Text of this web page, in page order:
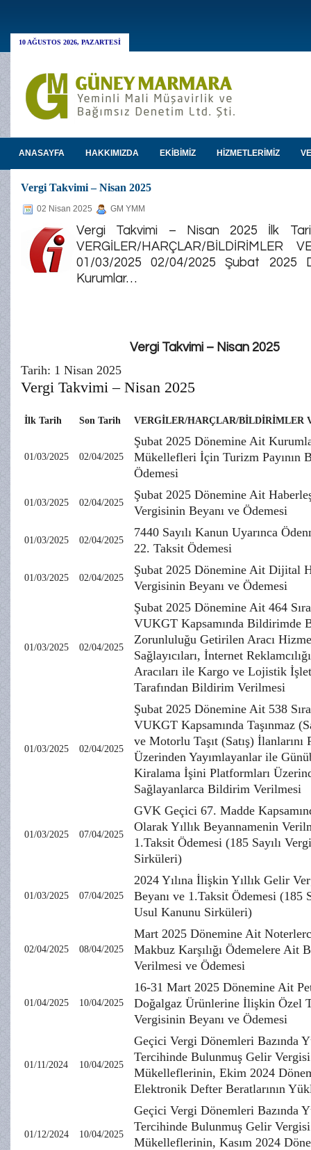
10 AĞUSTOS 2026, PAZARTESI
ANASAYFA HAKKIMIZDA EKİBİMİZ HİZMETLERİMİZ
Vergi Takvimi – Nisan 2025
02 Nisan 2025 GM YMM
Vergi Takvimi – Nisan 2025 İlk
VERGİLER/HARÇLAR/BİLDİRİMLER
01/03/2025 02/04/2025 Şubat 2025
Kurumlar…
Vergi Takvimi – Nisan 2025
Tarih: 1 Nisan 2025
Vergi Takvimi – Nisan 2025
İlk Tarih Son Tarih VERGİLER/HARÇLAR/BİLDİRİMLER
01/03/2025 02/04/2025
Şubat 2025 Dönemine Ait
Mükellefleri İçin Turizm Payının
Ödemesi
01/03/2025 02/04/2025
Şubat 2025 Dönemine Ait
Vergisinin Beyanı ve Ödemesi
01/03/2025 02/04/2025
7440 Sayılı Kanun Uyarınca
22. Taksit Ödemesi
01/03/2025 02/04/2025
Şubat 2025 Dönemine Ait Dijital
Vergisinin Beyanı ve Ödemesi
01/03/2025 02/04/2025
Şubat 2025 Dönemine Ait 464
VUKGT Kapsamında Bildirimde
Zorunluluğu Getirilen Aracı
Sağlayıcıları, İnternet
Aracıları ile Kargo ve Lojistik
Tarafından Bildirim Verilmesi
01/03/2025 02/04/2025
Şubat 2025 Dönemine Ait 538
VUKGT Kapsamında Taşınmaz
ve Motorlu Taşıt (Satış) İlanlarını
Üzerinden Yayımlayanlar ile
Kiralama İşini Platformları
Sağlayanlarca Bildirim Verilmesi
01/03/2025 07/04/2025
GVK Geçici 67. Madde
Olarak Yıllık Beyannamenin
1.Taksit Ödemesi (185 Sayılı
Sirküleri)
01/03/2025 07/04/2025
2024 Yılına İlişkin Yıllık Gelir
Beyanı ve 1.Taksit Ödemesi (185
Usul Kanunu Sirküleri)
02/04/2025 08/04/2025
Mart 2025 Dönemine Ait
Makbuz Karşılığı Ödemelere Ait
Verilmesi ve Ödemesi
01/04/2025 10/04/2025
16-31 Mart 2025 Dönemine Ait
Doğalgaz Ürünlerine İlişkin Özel
Vergisinin Beyanı ve Ödemesi
01/11/2024 10/04/2025
Geçici Vergi Dönemleri Bazında
Tercihinde Bulunmuş Gelir Vergisi
Mükelleflerinin, Ekim 2024
Elektronik Defter Beratlarının
01/12/2024 10/04/2025
Geçici Vergi Dönemleri Bazında
Tercihinde Bulunmuş Gelir Vergisi
Mükelleflerinin, Kasım 2024